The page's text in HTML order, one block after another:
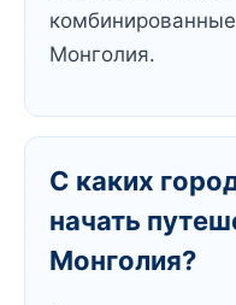
Монголия.
С каких
начать
Монголия?